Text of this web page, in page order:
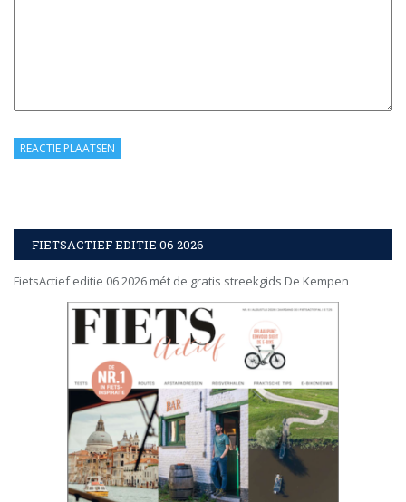
FIETSACTIEF EDITIE 06 2026
FietsActief editie 06 2026 mét de gratis streekgids De Kempen